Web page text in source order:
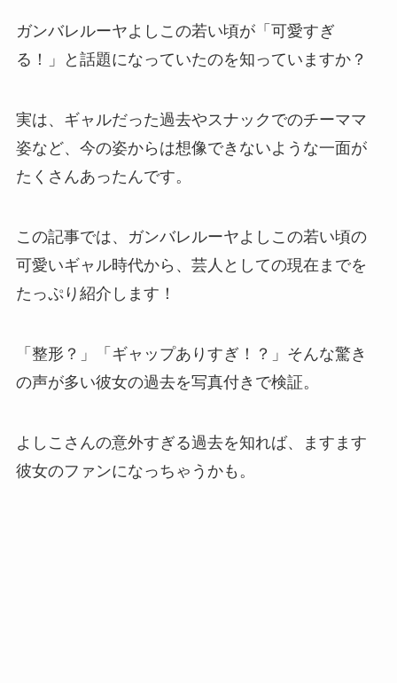
ガンバレルーヤよしこの若い頃が「可愛すぎ
る！」と話題になっていたのを知っていますか？
実は、ギャルだった過去やスナックでのチーママ
姿など、今の姿からは想像できないような一面が
たくさんあったんです。
この記事では、ガンバレルーヤよしこの若い頃の
可愛いギャル時代から、芸人としての現在までを
たっぷり紹介します！
「整形？」「ギャップありすぎ！？」そんな驚き
の声が多い彼女の過去を写真付きで検証。
よしこさんの意外すぎる過去を知れば、ますます
彼女のファンになっちゃうかも。